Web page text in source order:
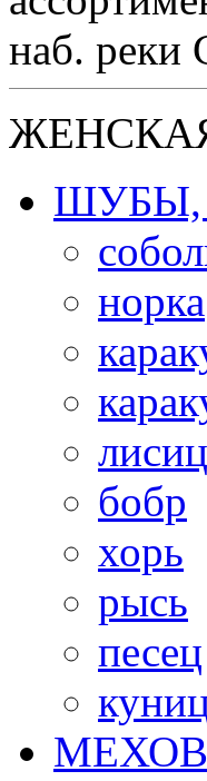
наб. реки
ШУБЫ,
норка
бобр
хорь
рысь
песец